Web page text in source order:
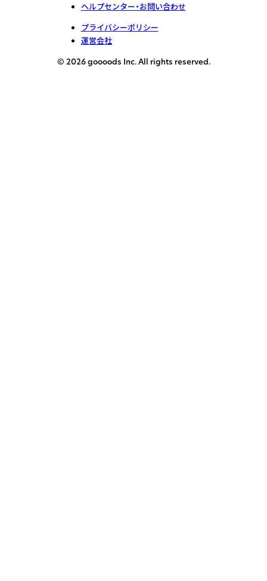
ヘルプセンター・お問い合わせ
プライバシーポリシー
運営会社
© 2026 goooods Inc. All rights reserved.